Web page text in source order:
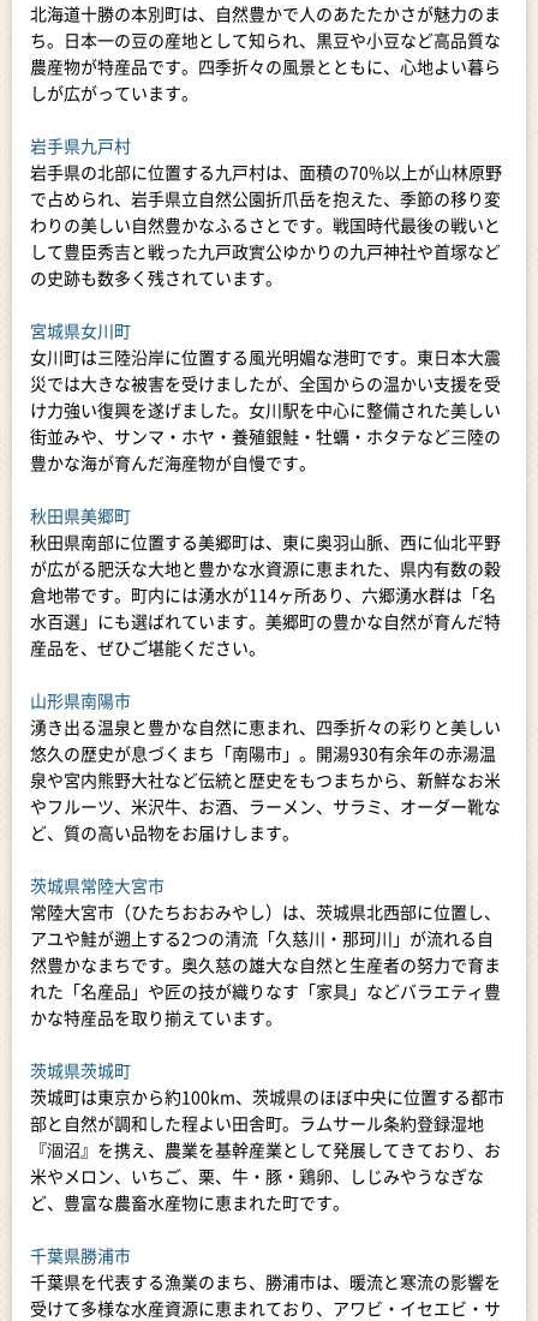
北海道十勝の本別町は、自然豊かで人のあたたかさが魅力のま
ち。日本一の豆の産地として知られ、黒豆や小豆など高品質な
農産物が特産品です。四季折々の風景とともに、心地よい暮ら
しが広がっています。
岩手県九戸村
岩手県の北部に位置する九戸村は、面積の70%以上が山林原野
で占められ、岩手県立自然公園折爪岳を抱えた、季節の移り変
わりの美しい自然豊かなふるさとです。戦国時代最後の戦いと
して豊臣秀吉と戦った九戸政實公ゆかりの九戸神社や首塚など
の史跡も数多く残されています。
宮城県女川町
女川町は三陸沿岸に位置する風光明媚な港町です。東日本大震
災では大きな被害を受けましたが、全国からの温かい支援を受
け力強い復興を遂げました。女川駅を中心に整備された美しい
街並みや、サンマ・ホヤ・養殖銀鮭・牡蠣・ホタテなど三陸の
豊かな海が育んだ海産物が自慢です。
秋田県美郷町
秋田県南部に位置する美郷町は、東に奥羽山脈、西に仙北平野
が広がる肥沃な大地と豊かな水資源に恵まれた、県内有数の穀
倉地帯です。町内には湧水が114ヶ所あり、六郷湧水群は「名
水百選」にも選ばれています。美郷町の豊かな自然が育んだ特
産品を、ぜひご堪能ください。
山形県南陽市
湧き出る温泉と豊かな自然に恵まれ、四季折々の彩りと美しい
悠久の歴史が息づくまち「南陽市」。開湯930有余年の赤湯温
泉や宮内熊野大社など伝統と歴史をもつまちから、新鮮なお米
やフルーツ、米沢牛、お酒、ラーメン、サラミ、オーダー靴な
ど、質の高い品物をお届けします。
茨城県常陸大宮市
常陸大宮市（ひたちおおみやし）は、茨城県北西部に位置し、
アユや鮭が遡上する2つの清流「久慈川・那珂川」が流れる自
然豊かなまちです。奥久慈の雄大な自然と生産者の努力で育ま
れた「名産品」や匠の技が織りなす「家具」などバラエティ豊
かな特産品を取り揃えています。
茨城県茨城町
茨城町は東京から約100km、茨城県のほぼ中央に位置する都市
部と自然が調和した程よい田舎町。ラムサール条約登録湿地
『涸沼』を携え、農業を基幹産業として発展してきており、お
米やメロン、いちご、栗、牛・豚・鶏卵、しじみやうなぎな
ど、豊富な農畜水産物に恵まれた町です。
千葉県勝浦市
千葉県を代表する漁業のまち、勝浦市は、暖流と寒流の影響を
受けて多様な水産資源に恵まれており、アワビ・イセエビ・サ